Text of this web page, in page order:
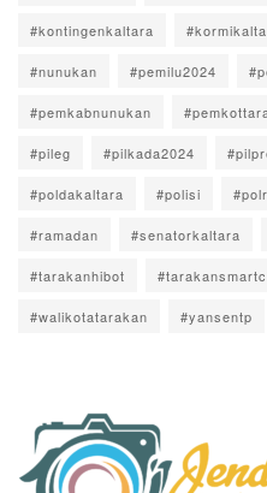
#kontingenkaltara
#nunukan #pemilu2024
#pemkabnunukan
#pileg #pilkada2024
#poldakaltara #polisi
#ramadan #senatorkaltara
#tarakanhibot
#walikotatarakan #yansentp